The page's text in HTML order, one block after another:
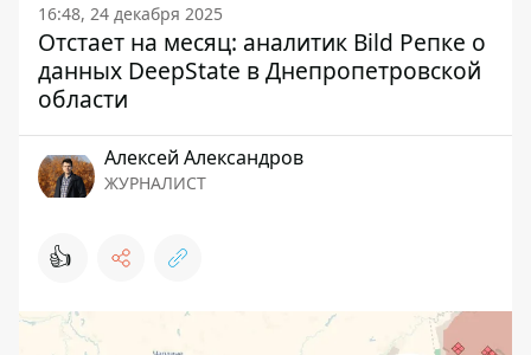
16:48, 24 декабря 2025
Отстает на месяц: аналитик Bild Репке о
данных DeepState в Днепропетровской
области
Алексей Александров
ЖУРНАЛИСТ
👍